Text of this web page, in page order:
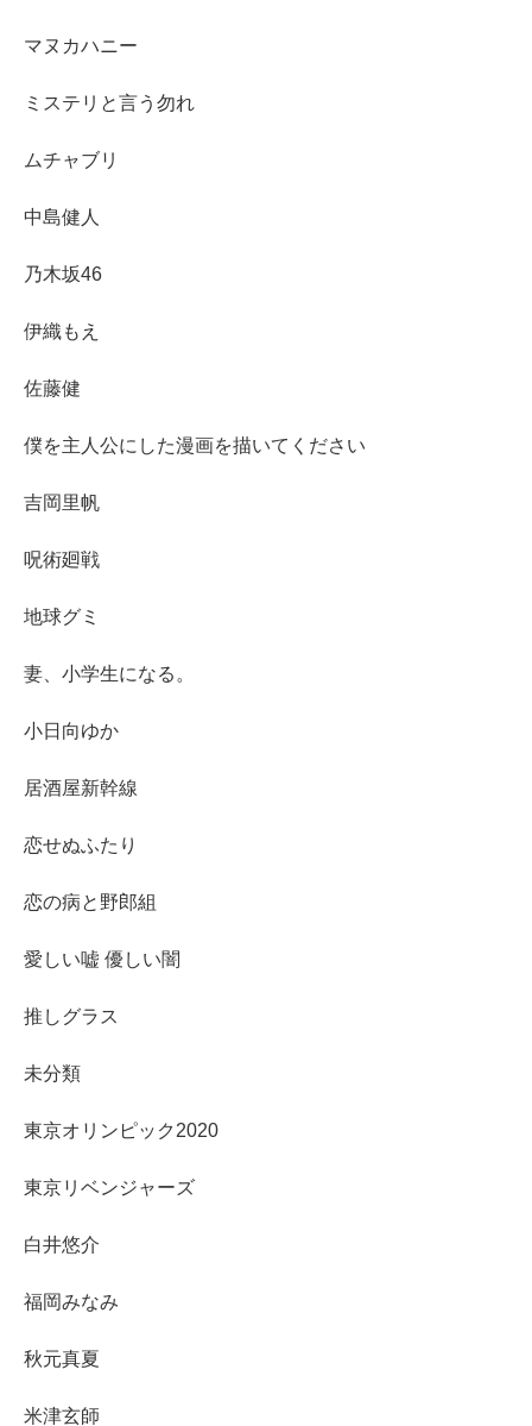
マヌカハニー
ミステリと言う勿れ
ムチャブリ
中島健人
乃木坂46
伊織もえ
佐藤健
僕を主人公にした漫画を描いてください
吉岡里帆
呪術廻戦
地球グミ
妻、小学生になる。
小日向ゆか
居酒屋新幹線
恋せぬふたり
恋の病と野郎組
愛しい嘘 優しい闇
推しグラス
未分類
東京オリンピック2020
東京リベンジャーズ
白井悠介
福岡みなみ
秋元真夏
米津玄師